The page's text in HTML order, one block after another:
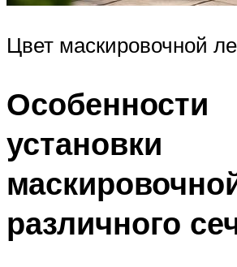
Цвет маскировочной
Особенности
установки
различного